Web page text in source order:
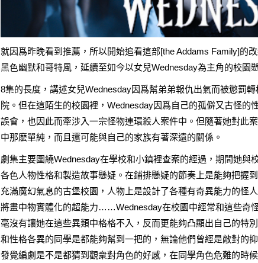
就因爲昨晚看到 推薦 ，所以開始追看這部[the Addams Family]的
黑色幽默和哥特風，延續至如今以女兒Wednesday為主角的校園
8集的長度，講述女兒Wednesday因爲幫弟弟報仇出氣而被懲罰
院。但在這陌生的校園裡，Wednesday因爲自己的孤僻又古怪的
誤會，也因此而牽涉入一宗怪物連環殺人案件中。但隨著她對此
中那麽單純，而且還可能與自己的家族有著深遠的關係。
劇集主要圍繞Wednesday在學校和小鎮裡查案的經過，期間她與
各色人物性格和製造故事懸疑。在鋪排懸疑的節奏上是能夠把握
充滿魔幻氣息的古堡校園，人物上是設計了各種有奇異能力的怪
將畫中物實體化的超能力……Wednesday在校園中經常和這些奇
毫沒有讓她在這些異類中格格不入，反而更能夠凸顯出自己的特
和性格各異的同學是都能夠幫到一把的，無論他們曾經是敵對的
發覺編劇是不是都猜到觀衆對角色的好感，在同學角色危難的時